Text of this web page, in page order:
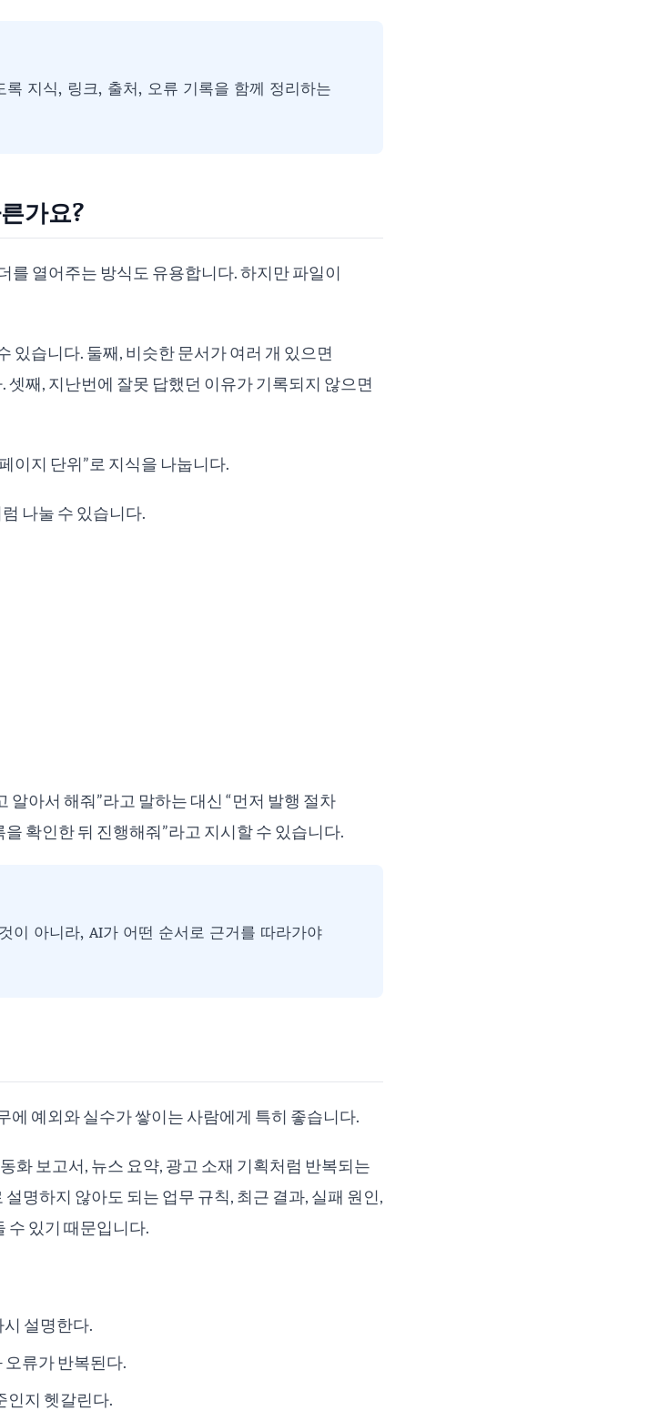
지식, 링크, 출처, 오류 기록을 함께 정리하는
가요?
를 열어주는 방식도 유용합니다. 하지만 파일이
있습니다. 둘째, 비슷한 문서가 여러 개 있으면
셋째, 지난번에 잘못 답했던 이유가 기록되지 않으면
이지 단위”로 지식을 나눕니다.
나눌 수 있습니다.
알아서 해줘”라고 말하는 대신 “먼저 발행 절차
확인한 뒤 진행해줘”라고 지시할 수 있습니다.
이 아니라, AI가 어떤 순서로 근거를 따라가야
예외와 실수가 쌓이는 사람에게 특히 좋습니다.
화 보고서, 뉴스 요약, 광고 소재 기획처럼 반복되는
명하지 않아도 되는 업무 규칙, 최근 결과, 실패 원인,
수 있기 때문입니다.
설명한다.
류가 반복된다.
인지 헷갈린다.